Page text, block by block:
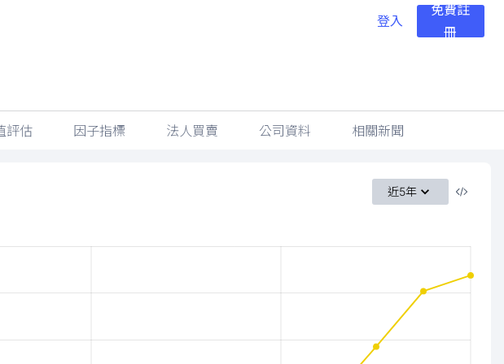
登入
免費註
冊
評估 因子指標 法人買賣 公司資料 相關新聞
近5年